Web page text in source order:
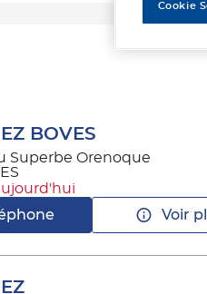
BOVES
Superbe Orenoque
Voir
Cookie